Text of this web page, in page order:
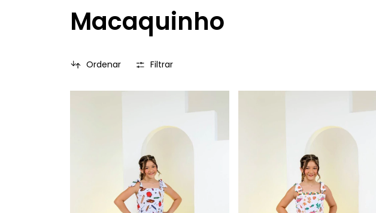
Macaquinho
Ordenar Filtrar